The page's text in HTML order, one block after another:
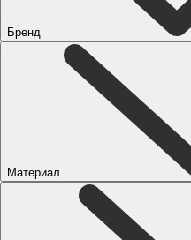
Бренд
Материал